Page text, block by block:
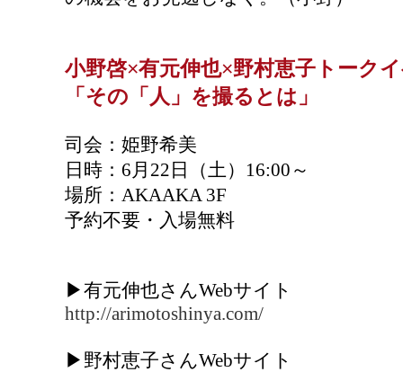
小野啓×有元伸也×野村恵子トーク
「その「人」を撮るとは」
司会：姫野希美
日時：6月22日（土）16:00～
場所：AKAAKA 3F
予約不要・入場無料
▶有元伸也さんWebサイト
http://arimotoshinya.com/
▶野村恵子さんWebサイト